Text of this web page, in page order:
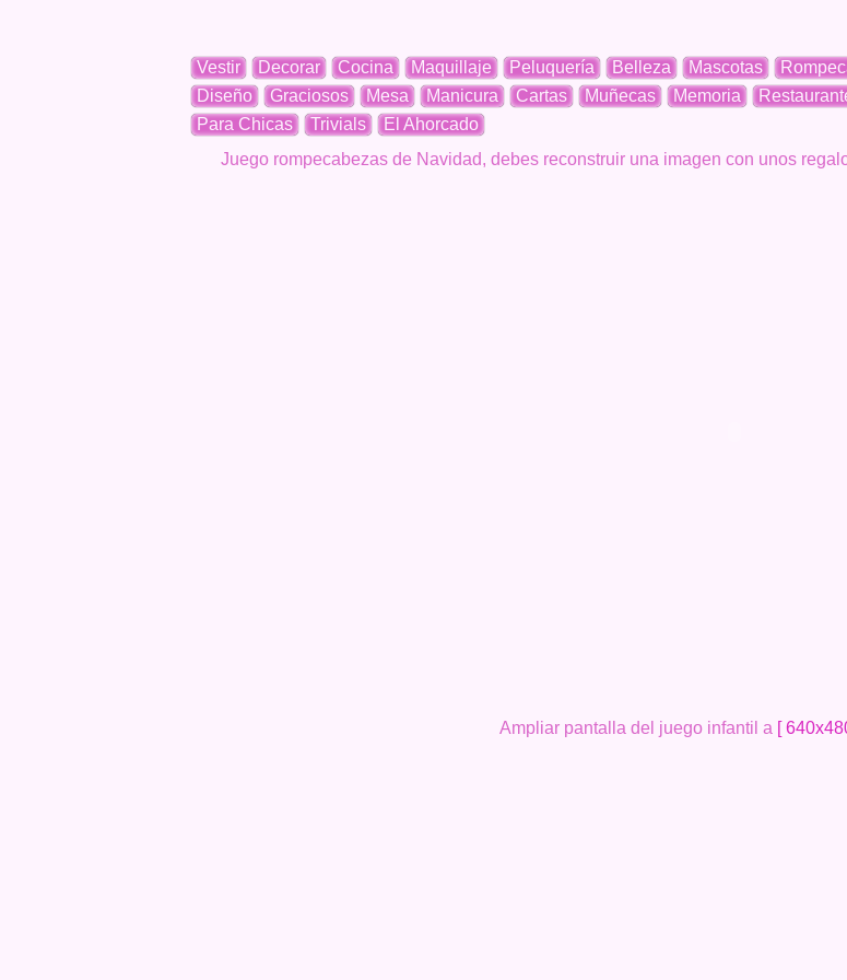
Vestir Decorar Cocina Maquillaje Peluquería Belleza Mascotas
Diseño
Graciosos Mesa Manicura Cartas Muñecas Memoria
Para Chicas
Trivials
El Ahorcado
Juego rompecabezas de Navidad, debes reconstruir una imagen con unos
Ampliar pantalla del juego infantil a [